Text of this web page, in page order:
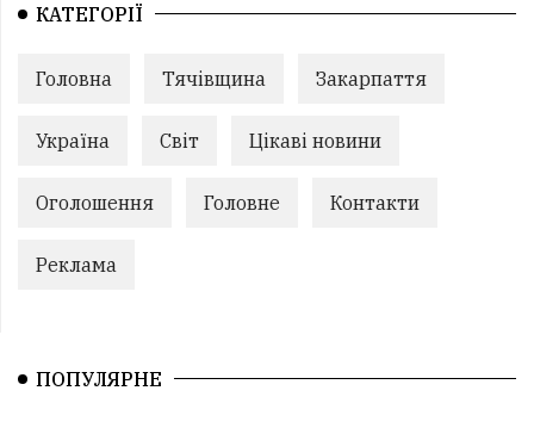
КАТЕГОРІЇ
Головна Тячівщина Закарпаття
Україна Світ Цікаві новини
Оголошення Головне Контакти
Реклама
ПОПУЛЯРНЕ